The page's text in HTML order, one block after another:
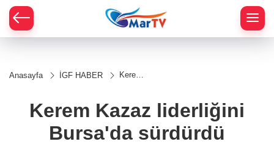
Anasayfa İGF HABER
Kerem
sürdürdü
Kerem Kazaz liderliğini
Bursa'da sürdürdü